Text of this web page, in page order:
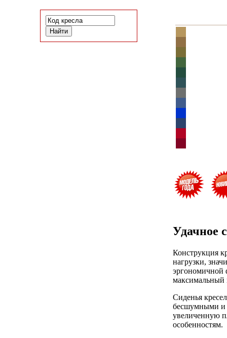
Удачное
Конструкция
нагрузки,
эргономичной
максимальный
Сиденья
бесшумными и
увеличенную
особенностям.